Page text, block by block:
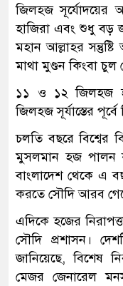
জিলহজ সূর্যোদয়ের
হাজিরা এবং শুধু বড়
মহান আল্লাহর
মাথা মুণ্ডন কিংবা
১১ ও ১২ জিলহজ
জিলহজ সূর্যাস্তের
চলতি বছরে বিশ্বের
মুসলমান হজ পালন
বাংলাদেশ থেকে এ
করতে সৌদি আরব
এদিকে হজের
সৌদি প্রশাসন।
জানিয়েছে, বিশেষ
মেজর জেনারেল